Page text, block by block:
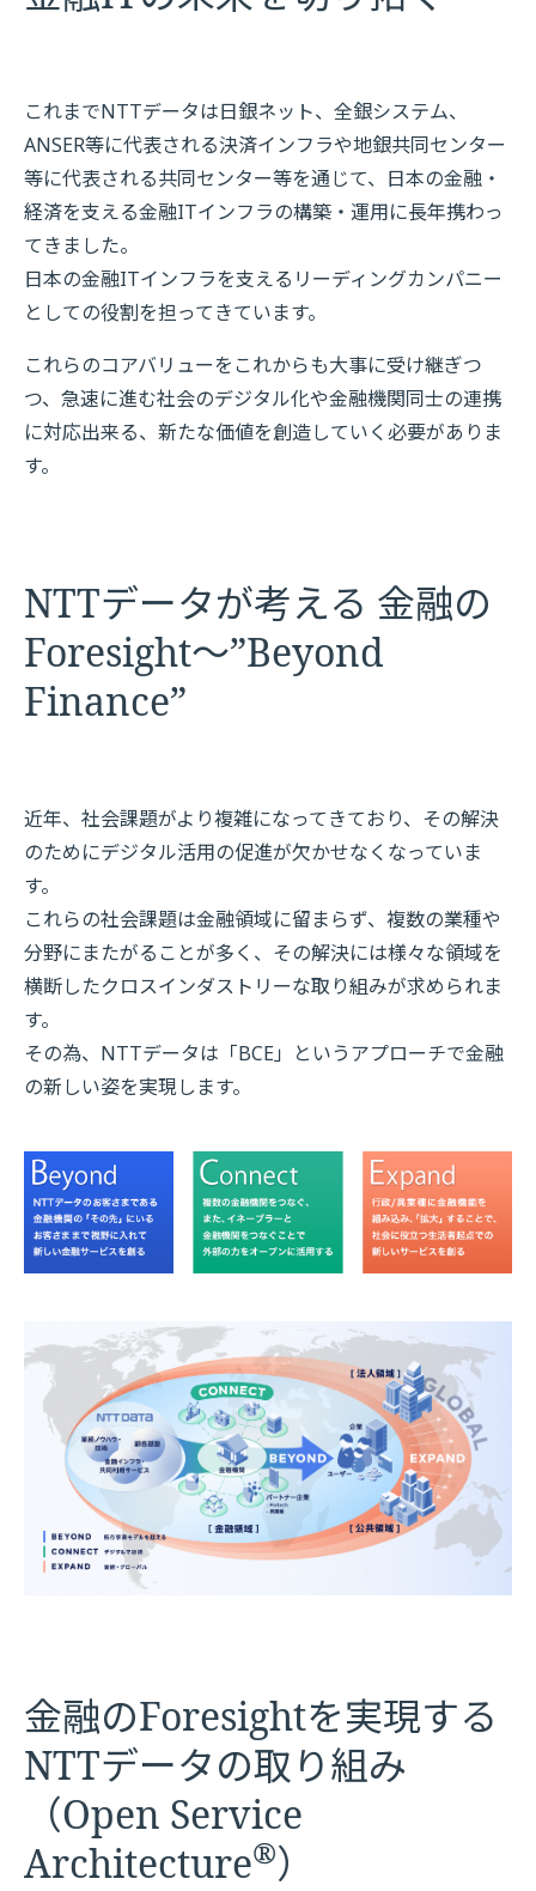
これまでNTTデータは日銀ネット、全銀システム、
ANSER等に代表される決済インフラや地銀共同センター
等に代表される共同センター等を通じて、日本の金融・
経済を支える金融ITインフラの構築・運用に長年携わっ
てきました。
日本の金融ITインフラを支えるリーディングカンパニー
としての役割を担ってきています。
これらのコアバリューをこれからも大事に受け継ぎつ
つ、急速に進む社会のデジタル化や金融機関同士の連携
に対応出来る、新たな価値を創造していく必要がありま
す。
NTTデータが考える 金融の
Foresight～”Beyond
Finance”
近年、社会課題がより複雑になってきており、その解決
のためにデジタル活用の促進が欠かせなくなっていま
す。
これらの社会課題は金融領域に留まらず、複数の業種や
分野にまたがることが多く、その解決には様々な領域を
横断したクロスインダストリーな取り組みが求められま
す。
その為、NTTデータは「BCE」というアプローチで金融
の新しい姿を実現します。
金融のForesightを実現する
NTTデータの取り組み
（Open Service
Architecture®）